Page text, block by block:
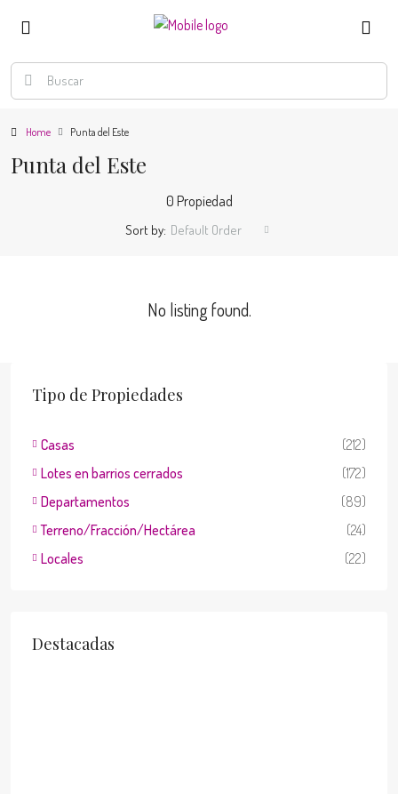
Home Punta del Este
Punta del Este
0 Propiedad
Sort by: Default Order
No listing found.
Tipo de Propiedades
Casas
(212)
Lotes en barrios cerrados
(172)
Departamentos
(89)
Terreno/Fracción/Hectárea
(24)
Locales
(22)
Destacadas